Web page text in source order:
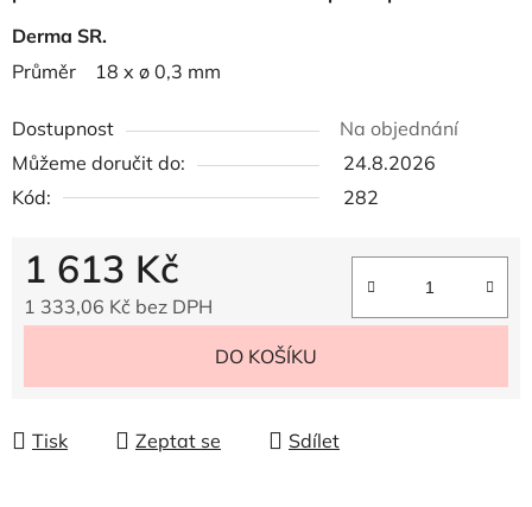
Derma SR.
Průměr 18 x ø 0,3 mm
Dostupnost
Na objednání
Můžeme doručit do:
24.8.2026
Kód:
282
1 613 Kč
1 333,06 Kč bez DPH
DO KOŠÍKU
Tisk Zeptat se Sdílet